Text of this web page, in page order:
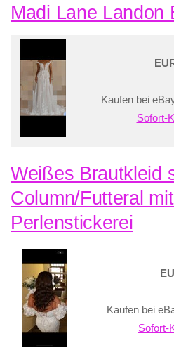
Madi Lane Landon
Kaufen bei
Sofort-
Weißes Brautkleid
Column/Futteral
Perlenstickerei
Kaufen bei
Sofort-